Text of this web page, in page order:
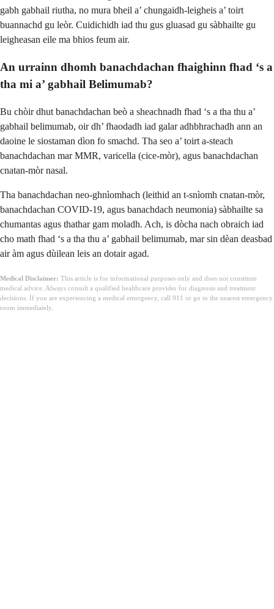
gabh gabhail riutha, no mura bheil a’ chungaidh-leigheis a’ toirt
buannachd gu leòr. Cuidichidh iad thu gus gluasad gu sàbhailte gu
leigheasan eile ma bhios feum air.
An urrainn dhomh banachdachan fhaighinn fhad ‘s a
tha mi a’ gabhail Belimumab?
Bu chòir dhut banachdachan beò a sheachnadh fhad ‘s a tha thu a’
gabhail belimumab, oir dh’ fhaodadh iad galar adhbhrachadh ann an
daoine le siostaman dìon fo smachd. Tha seo a’ toirt a-steach
banachdachan mar MMR, varicella (cice-mòr), agus banachdachan
cnatan-mòr nasal.
Tha banachdachan neo-ghnìomhach (leithid an t-snìomh cnatan-mòr,
banachdachan COVID-19, agus banachdach neumonia) sàbhailte sa
chumantas agus thathar gam moladh. Ach, is dòcha nach obraich iad
cho math fhad ‘s a tha thu a’ gabhail belimumab, mar sin dèan deasbad
air àm agus dùilean leis an dotair agad.
Medical Disclaimer: This article is for informational purposes only and does not constitute
medical advice. Always consult a qualified healthcare provider for diagnosis and treatment
decisions. If you are experiencing a medical emergency, call 911 or go to the nearest emergency
room immediately.